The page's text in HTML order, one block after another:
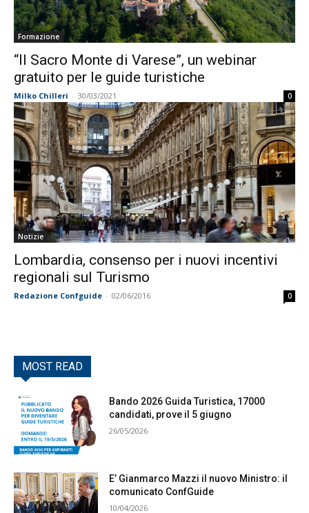
Formazione
“Il Sacro Monte di Varese”, un webinar
gratuito per le guide turistiche
Milko Chilleri - 30/03/2021 0
Notizie
Lombardia, consenso per i nuovi incentivi
regionali sul Turismo
Redazione Confguide - 02/06/2016 0
MOST READ
Bando 2026 Guida Turistica, 17000
candidati, prove il 5 giugno
26/05/2026
E’ Gianmarco Mazzi il nuovo Ministro: il
comunicato ConfGuide
10/04/2026